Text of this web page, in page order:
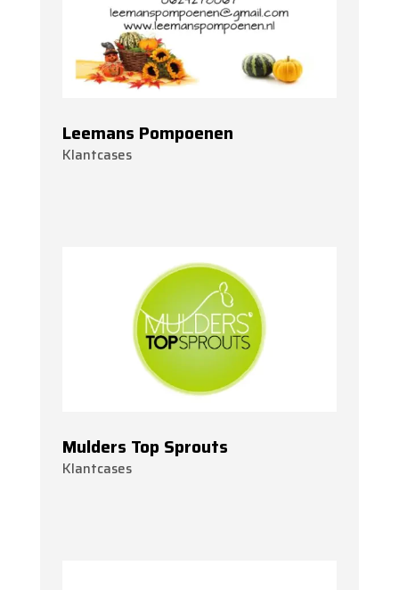
Leemans Pompoenen
Klantcases
Mulders Top Sprouts
Klantcases